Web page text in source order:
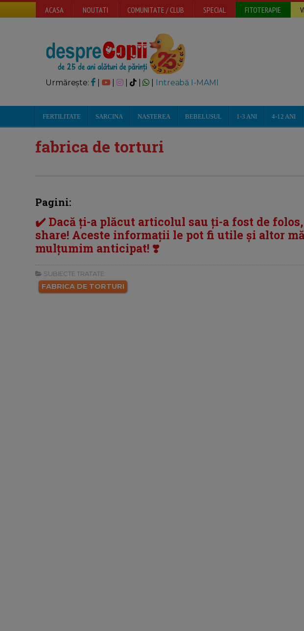
ACASA NOUTATI COMUNITATE / CLUB SPECIAL FITOTERAPIE
Urmărește: | | Intreabă I-MAMI
FERTILITATE SARCINA NASTEREA BEBELUSUL 1-3 ANI 4-12 ANI
fabrica de torturi
Pagini:
✔️ Dacă ți-a plăcut articolul sau ți-a fost de
share! Aceste informații le pot fi utile și altor
mulțumim anticipat! ❣️
SUBIECTE TRATATE:
FABRICA DE TORTURI